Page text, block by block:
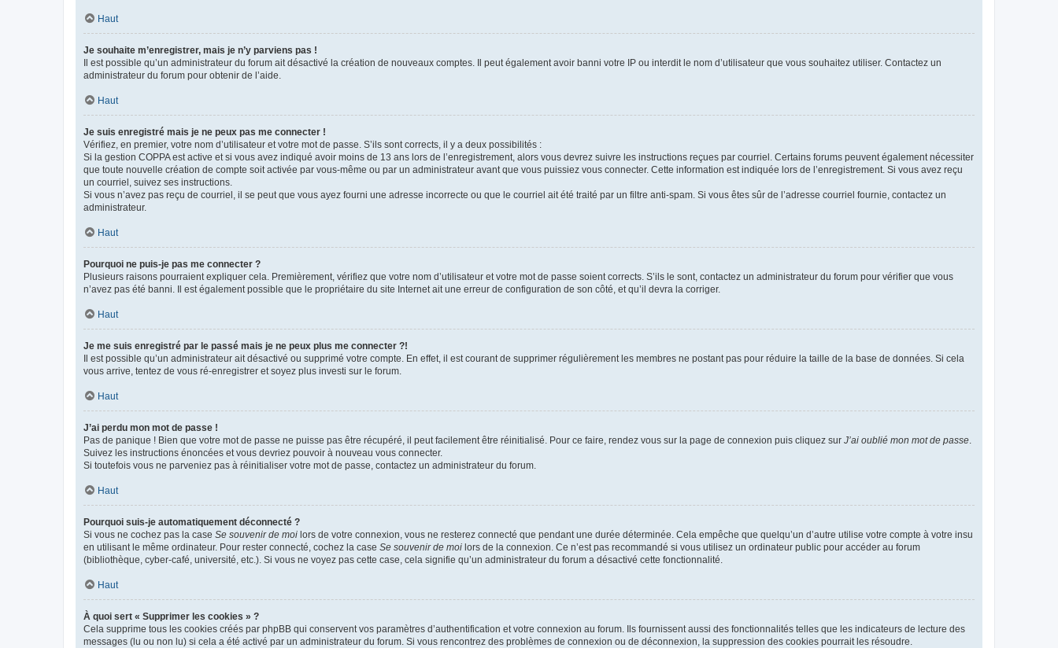
Haut
Je souhaite m’enregistrer, mais je n’y parviens pas !
Il est possible qu’un administrateur du forum ait désactivé la création de nouveaux comptes. Il peut également avoir banni votre IP ou interdit le nom d’utilisateur que vous souhaitez utiliser. Contactez un
administrateur du forum pour obtenir de l’aide.
Haut
Je suis enregistré mais je ne peux pas me connecter !
Vérifiez, en premier, votre nom d’utilisateur et votre mot de passe. S’ils sont corrects, il y a deux possibilités :
Si la gestion COPPA est active et si vous avez indiqué avoir moins de 13 ans lors de l’enregistrement, alors vous devrez suivre les instructions reçues par courriel. Certains forums peuvent également nécessiter
que toute nouvelle création de compte soit activée par vous-même ou par un administrateur avant que vous puissiez vous connecter. Cette information est indiquée lors de l’enregistrement. Si vous avez reçu
un courriel, suivez ses instructions.
Si vous n’avez pas reçu de courriel, il se peut que vous ayez fourni une adresse incorrecte ou que le courriel ait été traité par un filtre anti-spam. Si vous êtes sûr de l’adresse courriel fournie, contactez un
administrateur.
Haut
Pourquoi ne puis-je pas me connecter ?
Plusieurs raisons pourraient expliquer cela. Premièrement, vérifiez que votre nom d’utilisateur et votre mot de passe soient corrects. S’ils le sont, contactez un administrateur du forum pour vérifier que vous
n’avez pas été banni. Il est également possible que le propriétaire du site Internet ait une erreur de configuration de son côté, et qu’il devra la corriger.
Haut
Je me suis enregistré par le passé mais je ne peux plus me connecter ?!
Il est possible qu’un administrateur ait désactivé ou supprimé votre compte. En effet, il est courant de supprimer régulièrement les membres ne postant pas pour réduire la taille de la base de données. Si cela
vous arrive, tentez de vous ré-enregistrer et soyez plus investi sur le forum.
Haut
J’ai perdu mon mot de passe !
Pas de panique ! Bien que votre mot de passe ne puisse pas être récupéré, il peut facilement être réinitialisé. Pour ce faire, rendez vous sur la page de connexion puis cliquez sur J’ai oublié mon mot de passe
Suivez les instructions énoncées et vous devriez pouvoir à nouveau vous connecter.
Si toutefois vous ne parveniez pas à réinitialiser votre mot de passe, contactez un administrateur du forum.
Haut
Pourquoi suis-je automatiquement déconnecté ?
Si vous ne cochez pas la case Se souvenir de moi lors de votre connexion, vous ne resterez connecté que pendant une durée déterminée. Cela empêche que quelqu’un d’autre utilise votre compte à votre insu
en utilisant le même ordinateur. Pour rester connecté, cochez la case Se souvenir de moi lors de la connexion. Ce n’est pas recommandé si vous utilisez un ordinateur public pour accéder au forum
(bibliothèque, cyber-café, université, etc.). Si vous ne voyez pas cette case, cela signifie qu’un administrateur du forum a désactivé cette fonctionnalité.
Haut
À quoi sert « Supprimer les cookies » ?
Cela supprime tous les cookies créés par phpBB qui conservent vos paramètres d’authentification et votre connexion au forum. Ils fournissent aussi des fonctionnalités telles que les indicateurs de lecture des
messages (lu ou non lu) si cela a été activé par un administrateur du forum. Si vous rencontrez des problèmes de connexion ou de déconnexion, la suppression des cookies pourrait les résoudre.